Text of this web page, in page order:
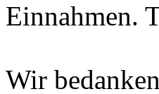
Einnahmen.
Wir